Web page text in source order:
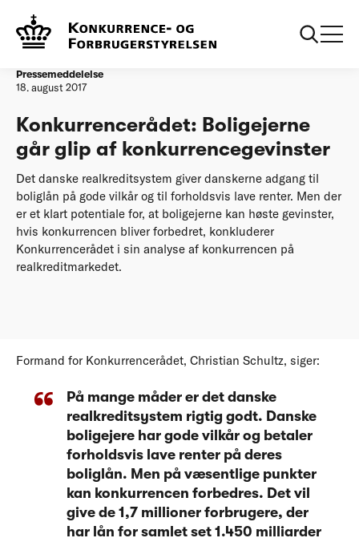
Forside
konkurrencegevinster
Pressemeddelelse
18. august 2017
Konkurrencerådet: Boligejerne
går glip af konkurrencegevinster
Det danske realkreditsystem giver danskerne adgang til
boliglån på gode vilkår og til forholdsvis lave renter. Men der
er et klart potentiale for, at boligejerne kan høste gevinster,
hvis konkurrencen bliver forbedret, konkluderer
Konkurrencerådet i sin analyse af konkurrencen på
realkreditmarkedet.
Formand for Konkurrencerådet, Christian Schultz, siger:
På mange måder er det danske
realkreditsystem rigtig godt. Danske
boligejere har gode vilkår og betaler
forholdsvis lave renter på deres
boliglån. Men på væsentlige punkter
kan konkurrencen forbedres. Det vil
give de 1,7 millioner forbrugere, der
har lån for samlet set 1.450 milliarder